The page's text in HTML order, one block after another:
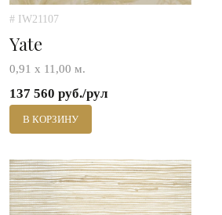
# IW21107
Yate
0,91 х 11,00 м.
137 560 руб./рул
В КОРЗИНУ